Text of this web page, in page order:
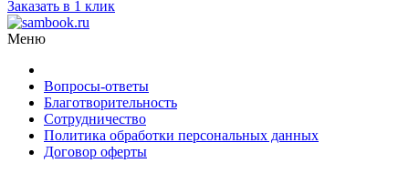
Заказать в 1 клик
Меню
Вопросы-ответы
Благотворительность
Сотрудничество
Политика обработки персональных данных
Договор оферты